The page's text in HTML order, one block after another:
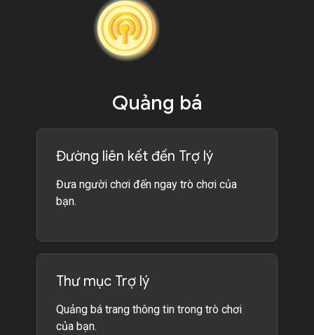
Quảng bá
Đường liên kết đến Trợ lý
Đưa người chơi đến ngay trò chơi của
bạn.
Thư mục Trợ lý
Quảng bá trang thông tin trong trò chơi
của bạn.